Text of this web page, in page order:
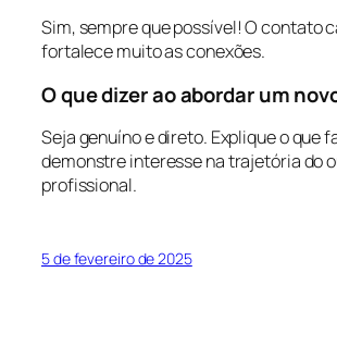
Sim, sempre que possível! O contato
fortalece muito as conexões.
O que dizer ao abordar um
Seja genuíno e direto. Explique o que
demonstre interesse na trajetória do
profissional.
5 de fevereiro de 2025